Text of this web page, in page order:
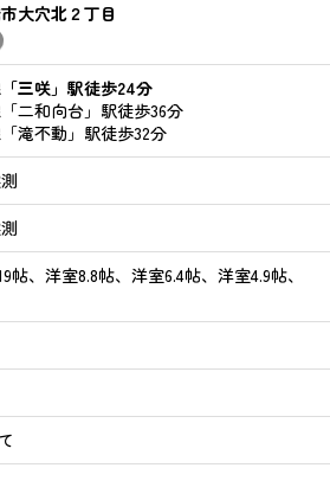
大穴北２丁目
三咲」駅徒歩24分
二和向台」駅徒歩36分
滝不動」駅徒歩32分
帖、洋室8.8帖、洋室6.4帖、洋室4.9帖、